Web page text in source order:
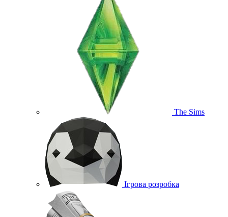
The Sims
Ігрова розробка